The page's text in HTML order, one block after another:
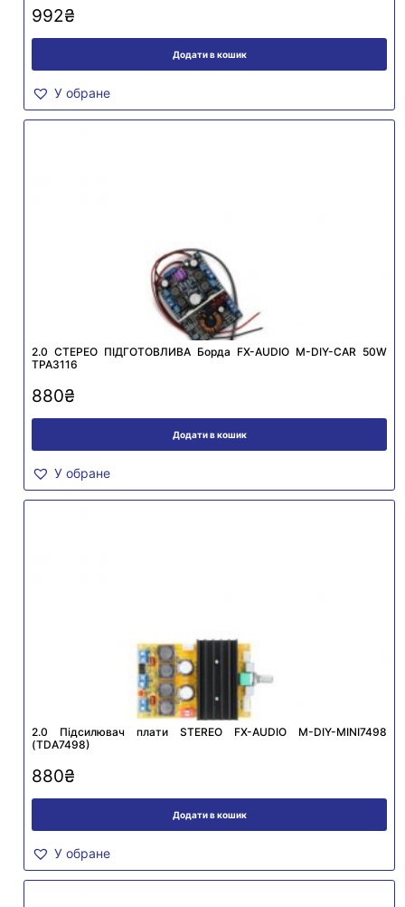
992₴
Додати в кошик
У обране
2.0 СТЕРЕО ПІДГОТОВЛИВА Борда FX-AUDIO M-DIY-CAR 50W
TPA3116
880₴
Додати в кошик
У обране
2.0 Підсилювач плати STEREO FX-AUDIO M-DIY-MINI7498
(TDA7498)
880₴
Додати в кошик
У обране